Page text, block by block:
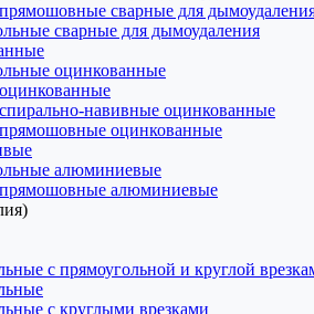
сварные для
сварные для дымоудаления
оцинкованные
навивные оцинкованные
оцинкованные
алюминиевые
алюминиевые
с прямоугольной и круглой
с круглыми врезками